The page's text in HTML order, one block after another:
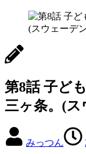
第8話 子ど
三ヶ条。(ス
みっつん